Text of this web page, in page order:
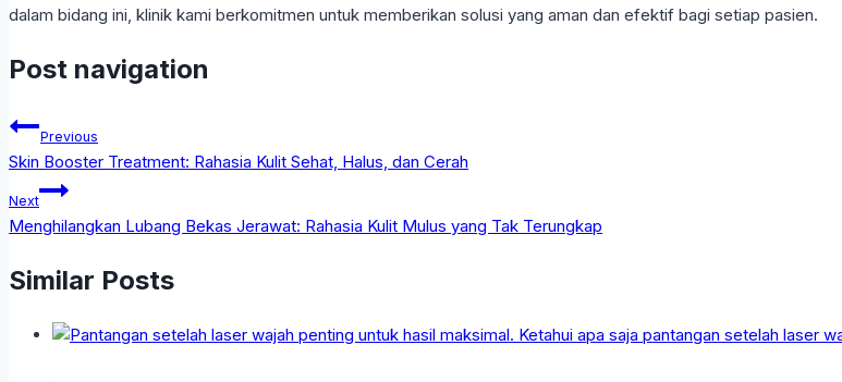
dalam bidang ini, klinik kami berkomitmen untuk memberikan solusi yang aman dan efektif bagi setiap pasien.
Post navigation
Previous
Skin Booster Treatment: Rahasia Kulit Sehat, Halus, dan Cerah
Next
Menghilangkan Lubang Bekas Jerawat: Rahasia Kulit Mulus yang Tak Terungkap
Similar Posts